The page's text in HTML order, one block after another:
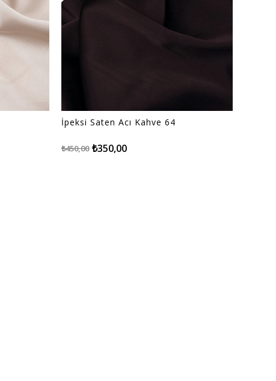
İpeksi Saten Acı Kahve 64
₺350,00
₺450,00